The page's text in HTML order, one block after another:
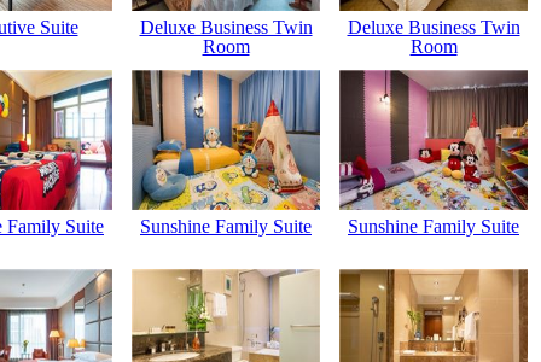
Suite
Deluxe Business Twin
Room
Deluxe Business Twin
Room
Family Suite Sunshine Family Suite Sunshine Family Suite